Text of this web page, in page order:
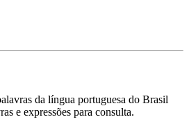
da língua portuguesa do Brasil
e expressões para consulta.